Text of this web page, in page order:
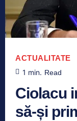
ACTUALITATE
1 min. Read
Ciolacu
să-și